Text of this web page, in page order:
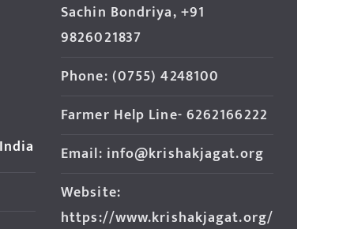
Sachin Bondriya, +91
9826021837
Phone: (0755) 4248100
Farmer Help Line- 6262166222
Email: info@krishakjagat.org
Website:
https://www.krishakjagat.org/